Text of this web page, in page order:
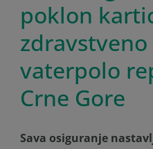
poklon
vaterpolo
Crne Gore
Sava osiguranje